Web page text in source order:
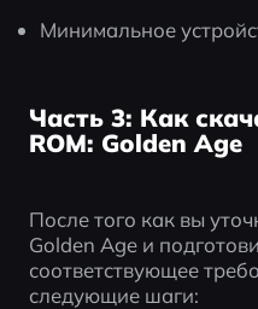
Минимальное
Часть 3: Как
ROM: Golden Age
После того как вы
Golden Age и
соответствующее
следующие шаги: